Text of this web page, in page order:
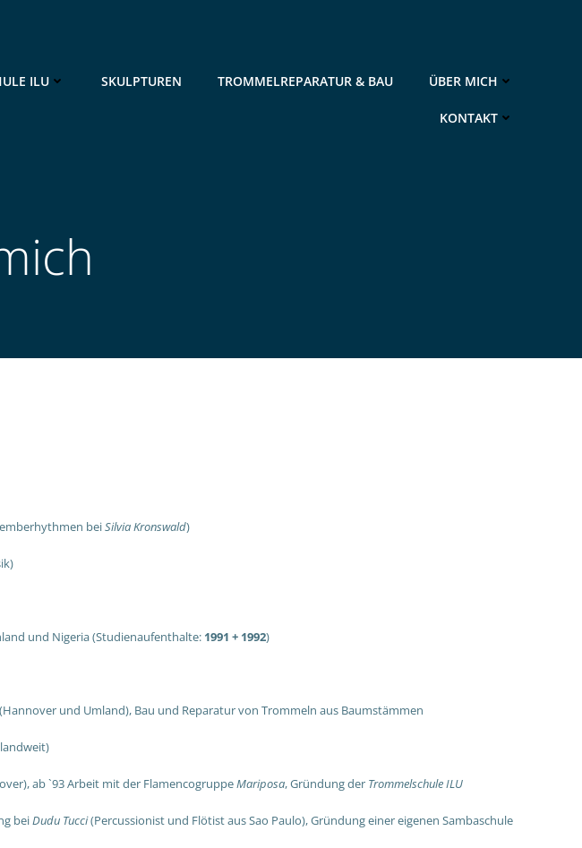
ILU SKULPTUREN TROMMELREPARATUR & BAU ÜBER MICH
KONTAKT
beiSilvia Kronswald)
und Nigeria (Studienaufenthalte: 1991 + 1992)
und Umland), Bau und Reparatur von Trommeln aus Baumstämmen
ab `93 Arbeit mit der FlamencogruppeMariposa, Gründung der Trommelschule ILU
beiDudu Tucci(Percussionist und Flötist aus Sao Paulo),Gründung einer eigenen Sambaschule